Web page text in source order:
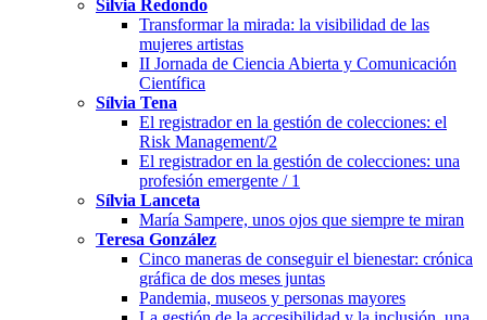
Sílvia Redondo
Transformar la mirada: la visibilidad de las
mujeres artistas
II Jornada de Ciencia Abierta y Comunicación
Científica
Sílvia Tena
El registrador en la gestión de colecciones: el
Risk Management/2
El registrador en la gestión de colecciones: una
profesión emergente / 1
Sílvia Lanceta
María Sampere, unos ojos que siempre te miran
Teresa González
Cinco maneras de conseguir el bienestar: crónica
gráfica de dos meses juntas
Pandemia, museos y personas mayores